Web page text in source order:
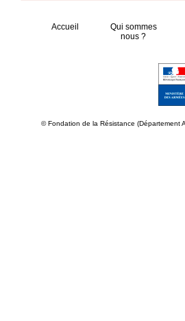
Accueil
Qui sommes
nous ?
© Fondation de la Résistance (Département